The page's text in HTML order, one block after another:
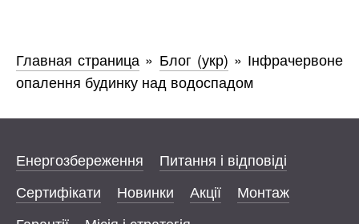
Главная страница » Блог (укр) » Інфрачервоне
опалення будинку над водоспадом
Енергозбереження
Питання і відповіді
Сертифікати
Новинки Акції
Монтаж